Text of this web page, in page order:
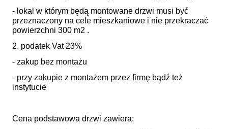
- lokal w którym będą montowane drzwi musi być
przeznaczony na cele mieszkaniowe i nie przekraczać
powierzchni 300 m2 .
2. podatek Vat 23%
- zakup bez montażu
- przy zakupie z montażem przez firmę bądź też
instytucie
Cena podstawowa drzwi zawiera: